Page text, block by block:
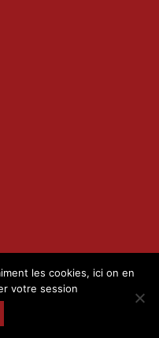
déposée · Copyright 2026
les cookies, ici on en
votre session